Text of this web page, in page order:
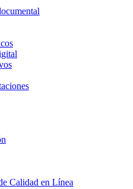
Calidad en Línea